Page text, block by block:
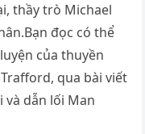
thầy trò Michael
đọc có thể
của thuyền
qua bài viết
và dẫn lối Man